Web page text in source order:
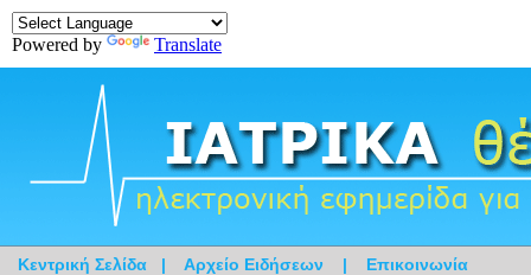
Powered by Translate
Κεντρική Σελίδα | Αρχείο Ειδήσεων | Επικοινωνία